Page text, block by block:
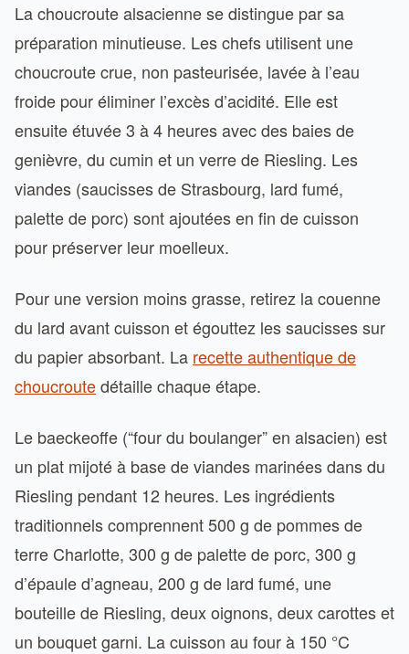
La choucroute alsacienne se distingue par sa
préparation minutieuse. Les chefs utilisent une
choucroute crue, non pasteurisée, lavée à l’eau
froide pour éliminer l’excès d’acidité. Elle est
ensuite étuvée 3 à 4 heures avec des baies de
genièvre, du cumin et un verre de Riesling. Les
viandes (saucisses de Strasbourg, lard fumé,
palette de porc) sont ajoutées en fin de cuisson
pour préserver leur moelleux.
Pour une version moins grasse, retirez la couenne
du lard avant cuisson et égouttez les saucisses sur
du papier absorbant. La recette authentique de
choucroutedétaille chaque étape.
Le baeckeoffe (“four du boulanger” en alsacien) est
un plat mijoté à base de viandes marinées dans du
Riesling pendant 12 heures. Les ingrédients
traditionnels comprennent 500 g de pommes de
terre Charlotte, 300 g de palette de porc, 300 g
d’épaule d’agneau, 200 g de lard fumé, une
bouteille de Riesling, deux oignons, deux carottes et
un bouquet garni. La cuisson au four à 150 °C